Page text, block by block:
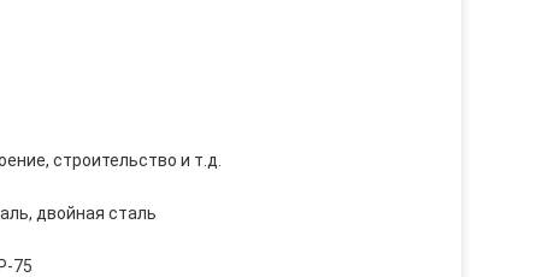
строительство и т.д.
двойная сталь
75